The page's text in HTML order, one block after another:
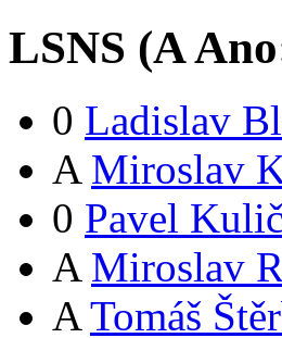
LSNS (A
0 Ladislav
A Miroslav
0 Pavel
A Miroslav
A Tomáš